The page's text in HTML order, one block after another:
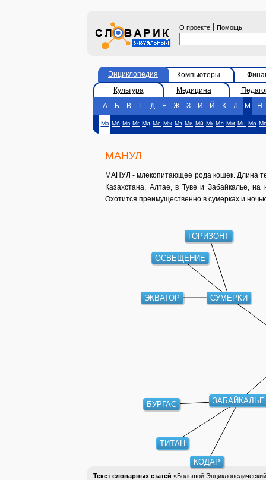
О проекте | Помощь
Энциклопедия Компьютеры
Культура
Медицина
А
Б В Г Д Е Ж З И Й К Л М Н
Ма Мб Мв Мг Мд Ме Мж Мз Ми Мй Мк Мл Мм Мн Мо Мп
МАНУЛ
МАНУЛ - млекопитающее рода кошек. Длина
Казахстана, Алтае, в Туве и Забайкалье,
Охотится преимущественно в сумерках и
СУМЕРКИ
ЗАБАЙКАЛЬЕ
ЭКВАТОР
ОСВЕЩЕНИЕ
ГОРИЗОНТ
КОДАР
БУРГАС
ТИТАН
Текст словарных статей «Большой